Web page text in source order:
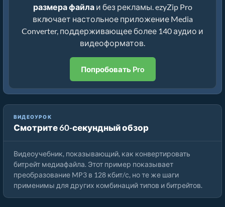
размера файлаи без рекламы. ezyZip Pro
включает настольное приложение Media
Converter, поддерживающее более 140 аудио и
видеоформатов.
Попробовать Pro
ВИДЕОУРОК
Смотрите 60-секундный обзор
Конвертация битрейта медиафайла
Видеоучебник, показывающий, как конвертировать
битрейт медиафайла. Этот пример показывает
преобразование MP3 в 128 кбит/с, но те же шаги
применимы для других комбинаций типов и битрейтов.